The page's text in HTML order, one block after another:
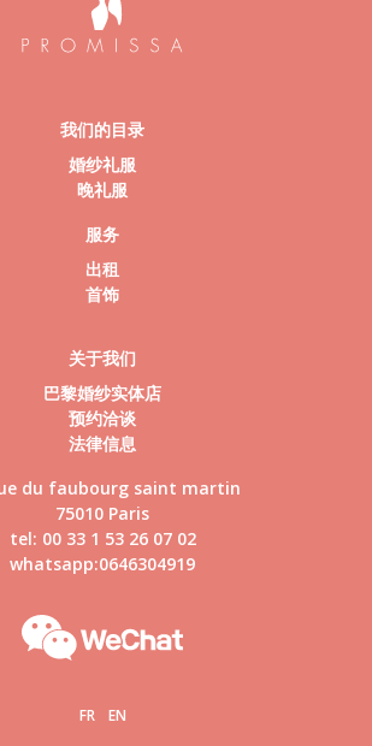
我们的目录
婚纱礼服
晚礼服
服务
出租
首饰
关于我们
巴黎婚纱实体店
预约洽谈
法律信息
du faubourg saint martin
75010 Paris
tel: 00 33 1 53 26 07 02
whatsapp:0646304919
FR EN